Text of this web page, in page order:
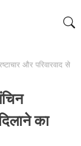
और परिवारवाद से
का